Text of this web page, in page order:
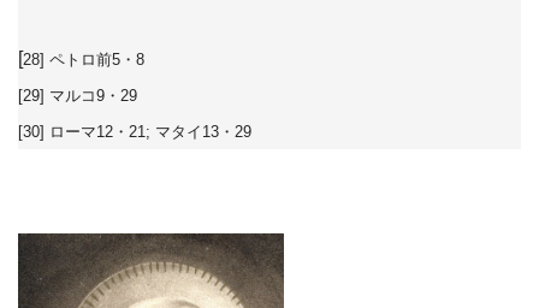
[28] ペトロ前5・8
[29] マルコ9・29
[30] ローマ12・21; マタイ13・29